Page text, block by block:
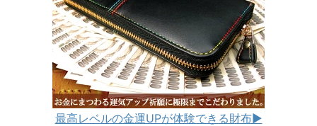
最高レベルの金運UPが体験できる財布▶︎